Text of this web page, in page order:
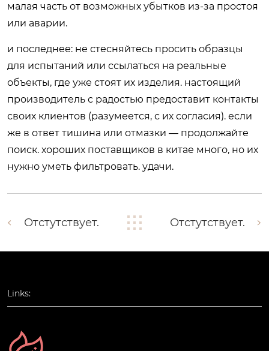
малая часть от возможных убытков из-за простоя
или аварии.
и последнее: не стесняйтесь просить образцы
для испытаний или ссылаться на реальные
объекты, где уже стоят их изделия. настоящий
производитель с радостью предоставит контакты
своих клиентов (разумеется, с их согласия). если
же в ответ тишина или отмазки — продолжайте
поиск. хороших поставщиков в китае много, но их
нужно уметь фильтровать. удачи.
Отстутствует. Отстутствует.
Links: